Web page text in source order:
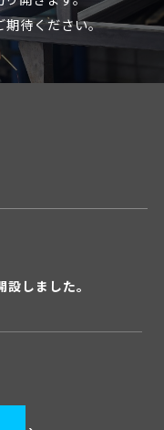
期待ください。
しました。